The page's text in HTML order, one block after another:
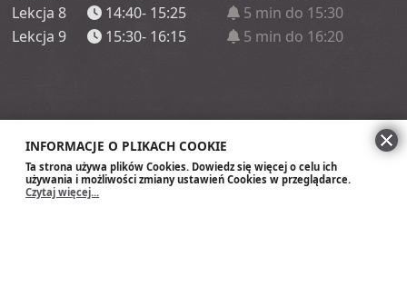
Lekcja 8
14:40- 15:25
5 min do 15:30
Lekcja 9
15:30- 16:15 5 min do 16:20
INFORMACJE O PLIKACH COOKIE
Ta strona używa plików Cookies. Dowiedz się więcej o celu ich
używania i możliwości zmiany ustawień Cookies w przeglądarce.
Czytaj więcej...